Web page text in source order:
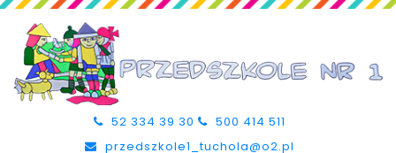
52 334 39 30
500 414 511
przedszkole1_tuchola@o2.pl